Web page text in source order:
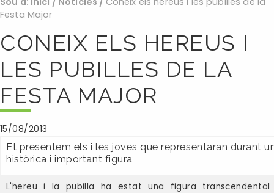
Festa Major
CONEIX ELS HEREUS I
LES PUBILLES DE LA
FESTA MAJOR
15/08/2013
Et presentem els i les joves que representaran durant
històrica i important figura
L'hereu i la pubilla ha estat una figura